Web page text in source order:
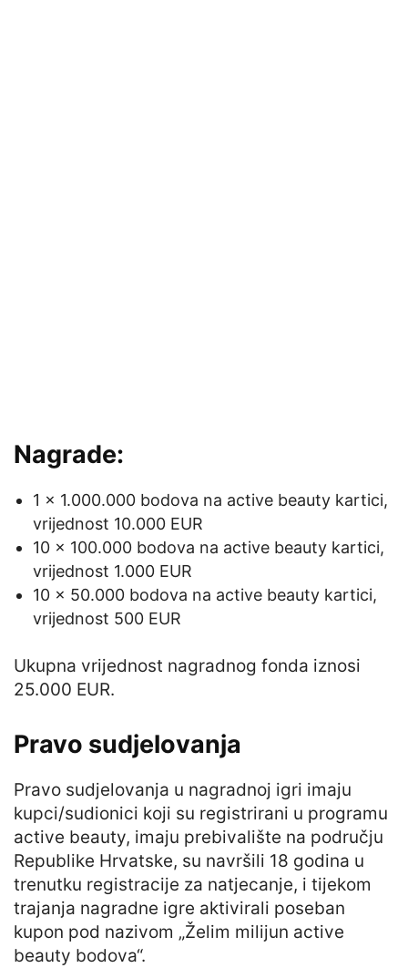
Nagrade:
1 x 1.000.000 bodova na active beauty kartici,
vrijednost 10.000 EUR
10 x 100.000 bodova na active beauty kartici,
vrijednost 1.000 EUR
10 x 50.000 bodova na active beauty kartici,
vrijednost 500 EUR
Ukupna vrijednost nagradnog fonda iznosi
25.000 EUR.
Pravo sudjelovanja
Pravo sudjelovanja u nagradnoj igri imaju
kupci/sudionici koji su registrirani u programu
active beauty, imaju prebivalište na području
Republike Hrvatske, su navršili 18 godina u
trenutku registracije za natjecanje, i tijekom
trajanja nagradne igre aktivirali poseban
kupon pod nazivom „Želim milijun active
beauty bodova“.